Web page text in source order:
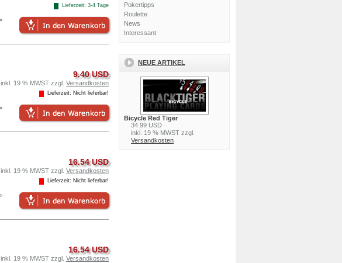
Pokertipps
Roulette
News
Interessant
NEUE ARTIKEL
Bicycle Red Tiger
34.99 USD
inkl. 19 % MWST zzgl.
Versandkosten
Lieferzeit: 3-4 Tage
9.40 USD
inkl. 19 % MWST zzgl. Versandkosten
Lieferzeit: Nicht lieferbar!
16.54 USD
inkl. 19 % MWST zzgl. Versandkosten
Lieferzeit: Nicht lieferbar!
16.54 USD
inkl. 19 % MWST zzgl. Versandkosten